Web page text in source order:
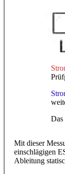
Das
Mit dieser
einschlägigen
Ableitung